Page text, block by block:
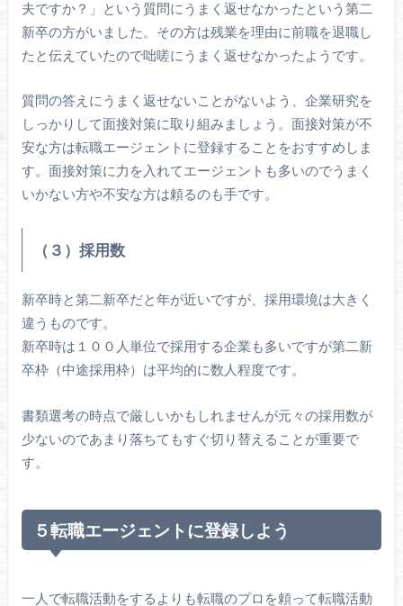
夫ですか？」という質問にうまく返せなかったという第二
新卒の方がいました。その方は残業を理由に前職を退職し
たと伝えていたので咄嗟にうまく返せなかったようです。
質問の答えにうまく返せないことがないよう、企業研究を
しっかりして面接対策に取り組みましょう。面接対策が不
安な方は転職エージェントに登録することをおすすめしま
す。面接対策に力を入れてエージェントも多いのでうまく
いかない方や不安な方は頼るのも手です。
（３）採用数
新卒時と第二新卒だと年が近いですが、採用環境は大きく
違うものです。
新卒時は１００人単位で採用する企業も多いですが第二新
卒枠（中途採用枠）は平均的に数人程度です。
書類選考の時点で厳しいかもしれませんが元々の採用数が
少ないのであまり落ちてもすぐ切り替えることが重要で
す。
５転職エージェントに登録しよう
一人で転職活動をするよりも転職のプロを頼って転職活動